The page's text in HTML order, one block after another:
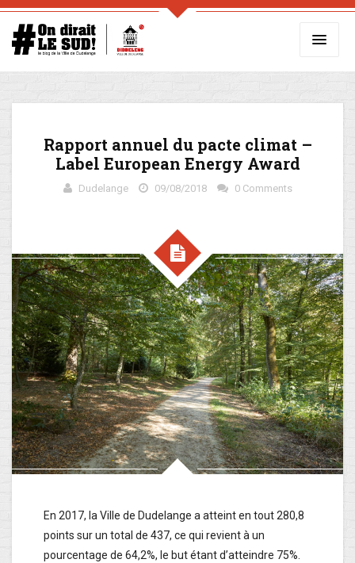
Rapport annuel du pacte climat –
Label European Energy Award
Dudelange 09/08/2018 0 Comments
En 2017, la Ville de Dudelange a atteint en tout 280,8
points sur un total de 437, ce qui revient à un
pourcentage de 64,2%, le but étant d’atteindre 75%.